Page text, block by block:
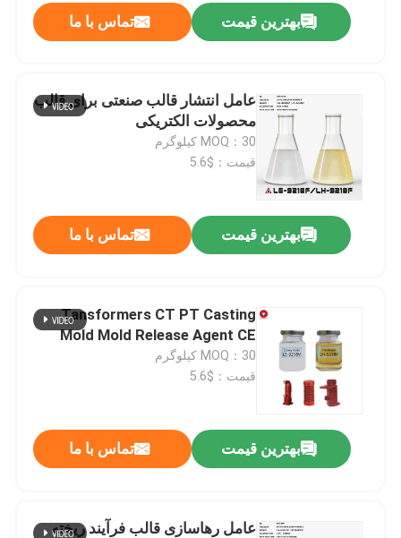
بهترین قیمت تماس با ما
عامل انتشار قالب صنعتی برای قالب
محصولات الکتریکی
MOQ：30 کیلوگرم
قیمت：$5.6
بهترین قیمت تماس با ما
Tansformers CT PT Casting
Mold Mold Release Agent CE
MOQ：30 کیلوگرم
قیمت：$5.6
بهترین قیمت تماس با ما
عامل رهاسازی قالب فرآیند ریخته